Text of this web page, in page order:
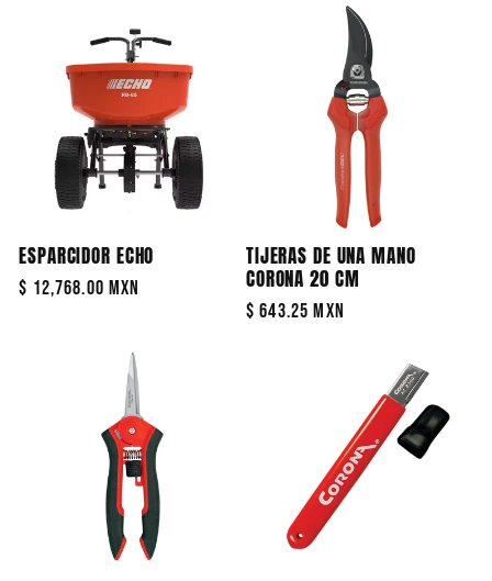
ESPARCIDOR ECHO
Precio
$ 12,768.00 MXN
TIJERAS DE UNA MANO
CORONA 20 CM
Precio
$ 643.25 MXN